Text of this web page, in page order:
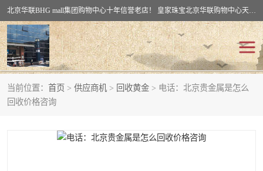
北京华联BHG mall集团购物中心十年信誉老店！ 皇家珠宝北京华联购物中心天时名苑店竭诚欢迎您。 北京市通州区（八通线）通州北苑地铁华联购物中心一层皇家珠宝 北京皇家珠宝通州黄金回收黄金首饰加工店（八通线: 通州北苑地铁华联店）：通州区通州北苑地铁华联购物中心一层皇家珠宝。
当前位置： 首页 > 供应商机 > 回收黄金 > 电话：北京贵金属是怎么
回收价格咨询
回收黄金
回收钻石